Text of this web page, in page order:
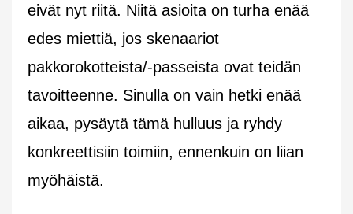
eivät nyt riitä. Niitä asioita on turha enää
edes miettiä, jos skenaariot
pakkorokotteista/-passeista ovat teidän
tavoitteenne. Sinulla on vain hetki enää
aikaa, pysäytä tämä hulluus ja ryhdy
konkreettisiin toimiin, ennenkuin on liian
myöhäistä.